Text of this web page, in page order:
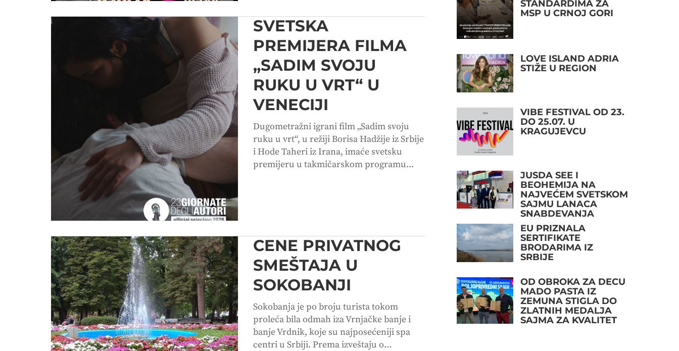
SVETSKA
PREMIJERA FILMA
„SADIM SVOJU
RUKU U VRT“ U
VENECIJI
Dugometražni igrani film „Sadim svoju
ruku u vrt“, u režiji Borisa Hadžije iz Srbije
i Hode Taheri iz Irana, imaće svetsku
premijeru u takmičarskom programu...
CENE PRIVATNOG
SMEŠTAJA U
SOKOBANJI
Sokobanja je po broju turista tokom
proleća bila odmah iza Vrnjačke banje i
banje Vrdnik, koje su najposećeniji spa
centri u Srbiji. Prema izveštaju o...
STANDARDIMA ZA
MSP U CRNOJ GORI
LOVE ISLAND ADRIA
STIŽE U REGION
VIBE FESTIVAL OD 23.
DO 25.07. U
KRAGUJEVCU
JUSDA SEE I
BEOHEMIJA NA
NAJVEĆEM SVETSKOM
SAJMU LANACA
SNABDEVANJA
EU PRIZNALA
SERTIFIKATE
BRODARIMA IZ
SRBIJE
OD OBROKA ZA DECU
MADO PASTA IZ
ZEMUNA STIGLA DO
ZLATNIH MEDALJA
SAJMA ZA KVALITET